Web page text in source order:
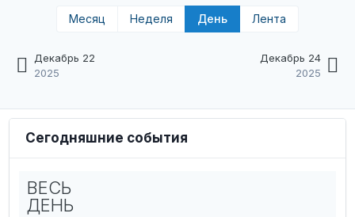
Декабрь 22
2025
Месяц Неделя День Лента
Декабрь 24
2025
Сегодняшние события
ВЕСЬ
ДЕНЬ